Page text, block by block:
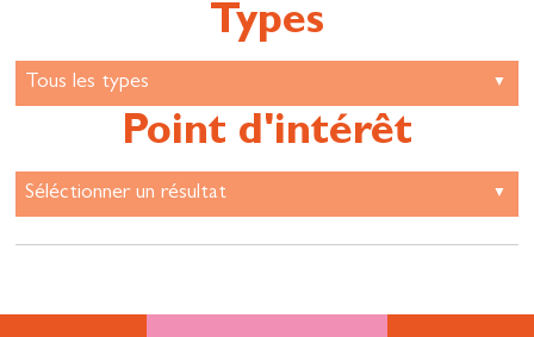
Types
Point d'intérêt